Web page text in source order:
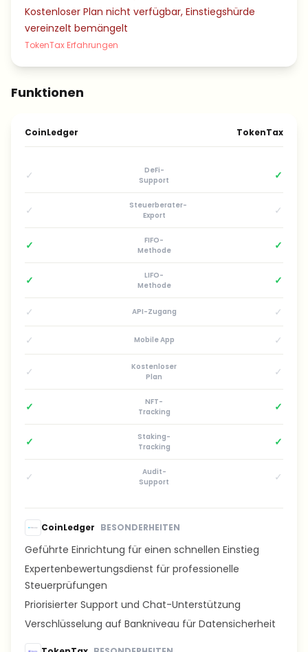
Kostenloser Plan nicht verfügbar, Einstiegshürde
vereinzelt bemängelt
TokenTax Erfahrungen
Funktionen
CoinLedger TokenTax
✓
DeFi-
Support
✓
✓
Steuerberater-
Export
✓
✓
FIFO-
Methode
✓
✓
LIFO-
Methode
✓
✓ API-Zugang ✓
✓ Mobile App ✓
✓
Kostenloser
Plan
✓
✓
NFT-
Tracking
✓
✓
Staking-
Tracking
✓
✓
Audit-
Support
✓
CoinLedger BESONDERHEITEN
Geführte Einrichtung für einen schnellen Einstieg
Expertenbewertungsdienst für professionelle
Steuerprüfungen
Priorisierter Support und Chat-Unterstützung
Verschlüsselung auf Bankniveau für Datensicherheit